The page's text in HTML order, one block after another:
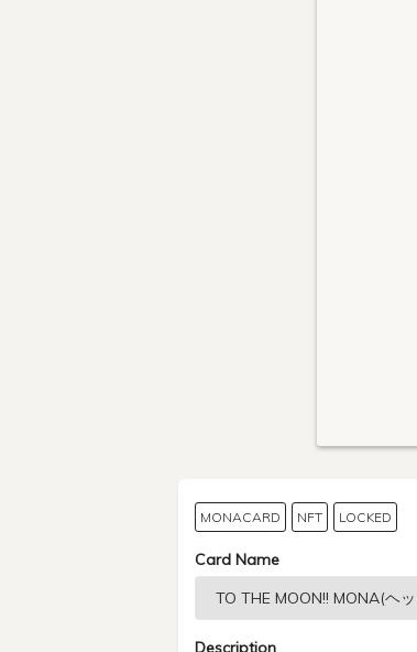
MONACARD NFT LOCKED
Card Name
Description